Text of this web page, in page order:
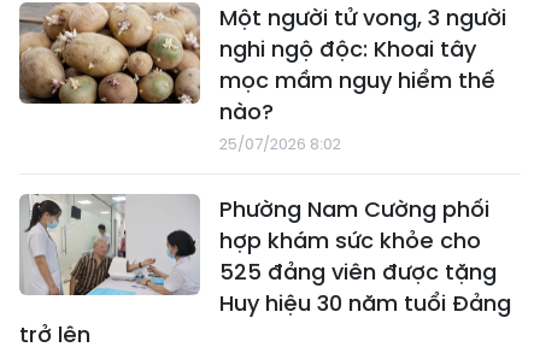
Một người tử vong, 3 người
nghi ngộ độc: Khoai tây
mọc mầm nguy hiểm thế
nào?
25/07/2026 8:02
Phường Nam Cường phối
hợp khám sức khỏe cho
525 đảng viên được tặng
Huy hiệu 30 năm tuổi Đảng
trở lên